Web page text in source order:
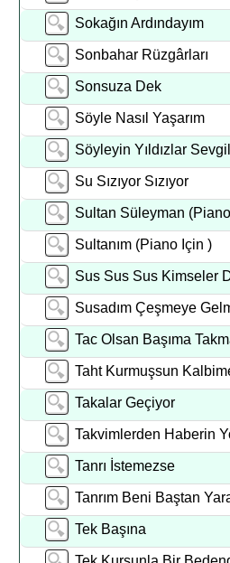
Sokağın Ardındayım
Sonbahar Rüzgârları
Sonsuza Dek
Söyle Nasıl Yaşarım
Söyleyin Yıldızlar
Su Sızıyor Sızıyor
Sultan Süleyman
Sultanım (Piano Için )
Sus Sus Sus Kimseler
Susadım Çeşmeye
Tac Olsan Başıma
Taht Kurmuşsun
Takalar Geçiyor
Takvimlerden Haberin
Tanrı İstemezse
Tanrım Beni Baştan
Tek Başına